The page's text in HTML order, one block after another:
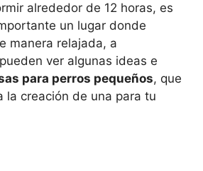
alrededor de 12 horas, es
un lugar donde
manera relajada, a
ver algunas ideas e
para perros pequeños, que
la creación de una para tu